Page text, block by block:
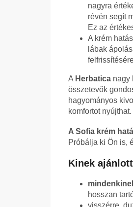
nagyra
révén segít
Ez az
A krém
lábak
A Herbatica nagy
összetevők
hagyományos
komfortot nyújthat.
A Sofia krém
Próbálja ki Ön is,
Kinek
hosszan